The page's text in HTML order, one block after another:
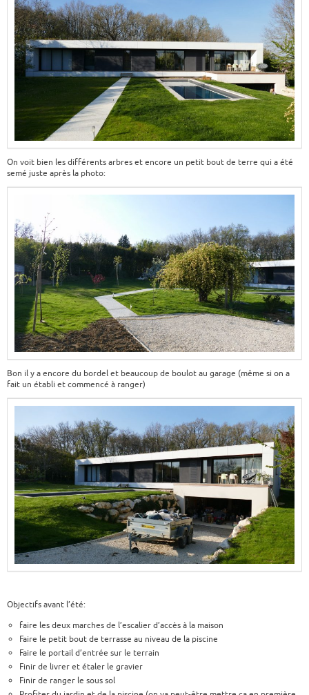
On voit bien les différents arbres et encore un petit bout de terre qui a été
semé juste après la photo:
Bon il y a encore du bordel et beaucoup de boulot au garage (même si on a
fait un établi et commencé à ranger)
Objectifs avant l’été:
faire les deux marches de l’escalier d’accès à la maison
Faire le petit bout de terrasse au niveau de la piscine
Faire le portail d’entrée sur le terrain
Finir de livrer et étaler le gravier
Finir de ranger le sous sol